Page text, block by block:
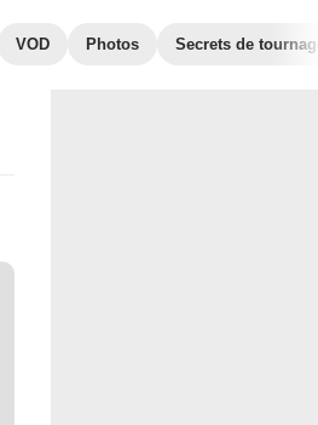
VOD Photos Secrets de tournage